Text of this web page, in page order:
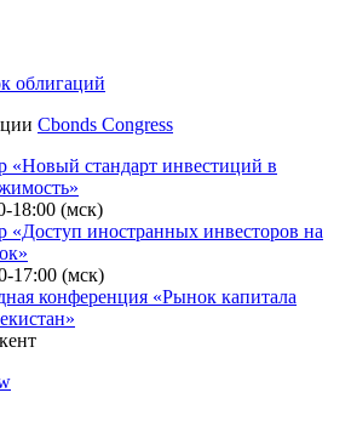
облигаций
Cbonds Congress
«Новый стандарт инвестиций в
18:00 (мск)
«Доступ иностранных инвесторов на
17:00 (мск)
конференция «Рынок капитала